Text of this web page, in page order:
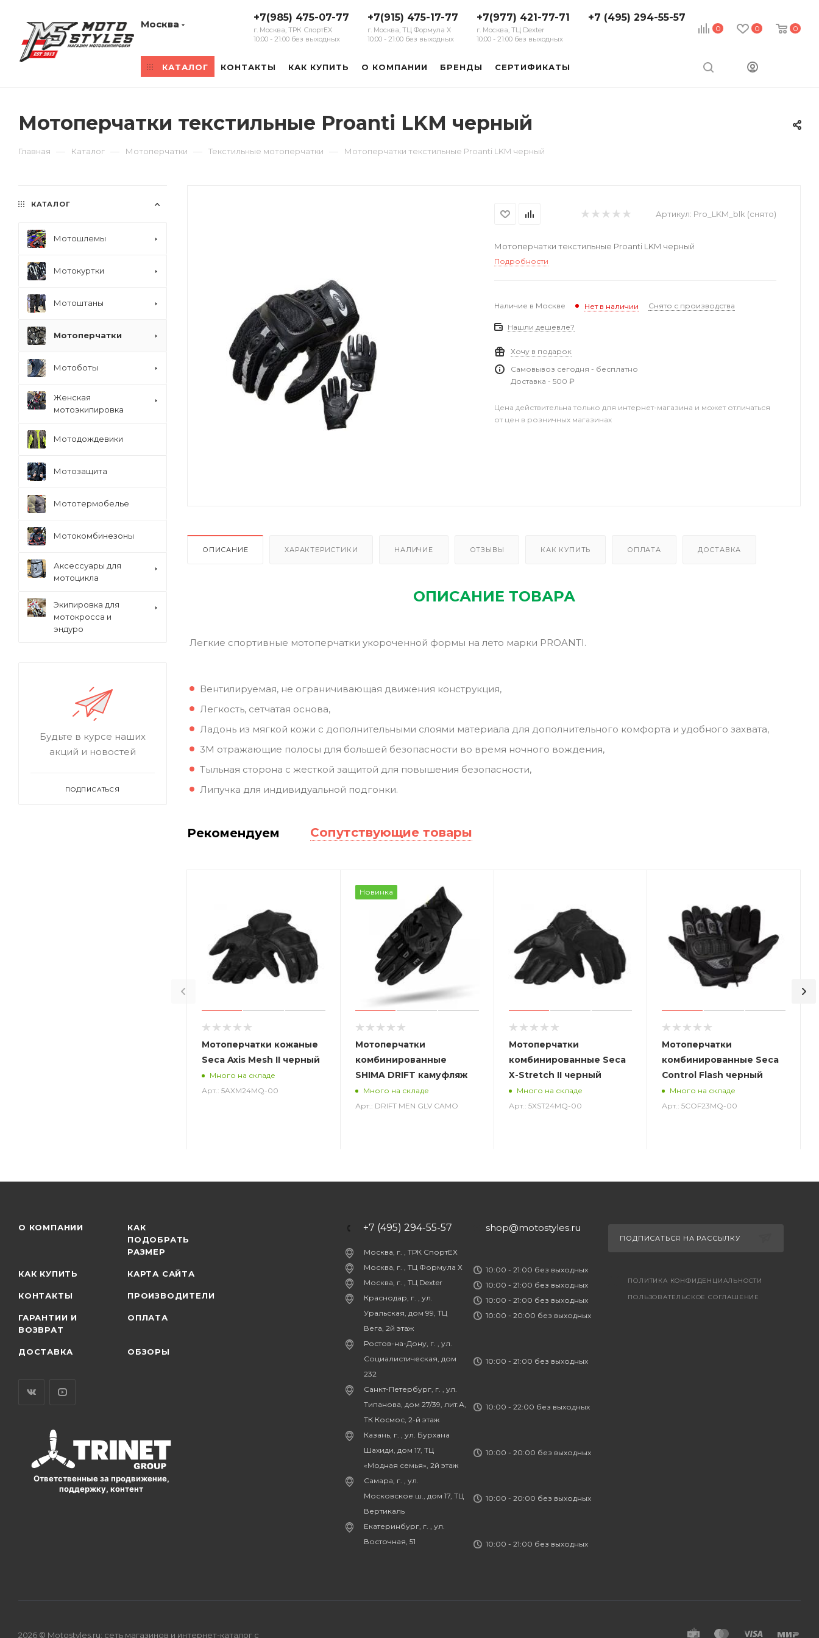
0 0 0
Москва
+7(985) 475-07-77
г. Москва, ТРК СпортЕХ
10:00 - 21:00 без выходных
+7(915) 475-17-77
г. Москва, ТЦ Формула Х
10:00 - 21:00 без выходных
+7(977) 421-77-71
г. Москва, ТЦ Dexter
10:00 - 21:00 без выходных
+7 (495) 294-55-57
КАТАЛОГ КОНТАКТЫ КАК КУПИТЬ О КОМПАНИИ БРЕНДЫ СЕРТИФИКАТЫ
Мотоперчатки текстильные Proanti LKM черный
Главная — Каталог — Мотоперчатки — Текстильные мотоперчатки — Мотоперчатки текстильные Proanti LKM черный
Артикул: Pro_LKM_blk (снято)
Мотоперчатки текстильные Proanti LKM черный
Подробности
Наличие в Москве Нет в наличии Снято с производства
Нашли дешевле?
Хочу в подарок
Самовывоз сегодня - бесплатно
Доставка - 500 ₽
Цена действительна только для интернет-магазина и может отличаться
от цен в розничных магазинах
ОПИСАНИЕ ХАРАКТЕРИСТИКИ НАЛИЧИЕ ОТЗЫВЫ КАК КУПИТЬ ОПЛАТА ДОСТАВКА
ОПИСАНИЕ ТОВАРА
Легкие спортивные мотоперчатки укороченной формы на лето марки PROANTI.
Вентилируемая, не ограничивающая движения конструкция,
Легкость, сетчатая основа,
Ладонь из мягкой кожи с дополнительными слоями материала для дополнительного комфорта и удобного захвата,
3M отражающие полосы для большей безопасности во время ночного вождения,
Тыльная сторона с жесткой защитой для повышения безопасности,
Липучка для индивидуальной подгонки.
Рекомендуем Сопутствующие товары
Мотоперчатки кожаные
Seca Axis Mesh II черный
Много на складе
Арт.: 5AXM24MQ-00
Новинка
Мотоперчатки
комбинированные
SHIMA DRIFT камуфляж
Много на складе
Арт.: DRIFT MEN GLV CAMO
Мотоперчатки
комбинированные Seca
X-Stretch II черный
Много на складе
Арт.: 5XST24MQ-00
Мотоперчатки
комбинированные Seca
Control Flash черный
Много на складе
Арт.: 5COF23MQ-00
КАТАЛОГ
Мотошлемы
Мотокуртки
Мотоштаны
Мотоперчатки
Мотоботы
Женская
мотоэкипировка
Мотодождевики
Мотозащита
Мототермобелье
Мотокомбинезоны
Аксессуары для
мотоцикла
Экипировка для
мотокросса и
эндуро
Будьте в курсе наших
акций и новостей
ПОДПИСАТЬСЯ
О КОМПАНИИ
КАК
ПОДОБРАТЬ
РАЗМЕР
КАК КУПИТЬ КАРТА САЙТА
КОНТАКТЫ ПРОИЗВОДИТЕЛИ
ГАРАНТИИ И
ВОЗВРАТ
ОПЛАТА
ДОСТАВКА ОБЗОРЫ
Ответственные за продвижение,
поддержку, контент
+7 (495) 294-55-57
Москва, г. , ТРК СпортЕХ
Москва, г. , ТЦ Формула Х
Москва, г. , ТЦ Dexter
Краснодар, г. , ул.
Уральская, дом 99, ТЦ
Вега, 2й этаж
Ростов-на-Дону, г. , ул.
Социалистическая, дом
232
Санкт-Петербург, г. , ул.
Типанова, дом 27/39, лит.А,
ТК Космос, 2-й этаж
Казань, г. , ул. Бурхана
Шахиди, дом 17, ТЦ
«Модная семья», 2й этаж
Самара, г. , ул.
Московское ш., дом 17, ТЦ
Вертикаль
Екатеринбург, г. , ул.
Восточная, 51
shop@motostyles.ru
10:00 - 21:00 без выходных
10:00 - 21:00 без выходных
10:00 - 21:00 без выходных
10:00 - 20:00 без выходных
10:00 - 21:00 без выходных
10:00 - 22:00 без выходных
10:00 - 20:00 без выходных
10:00 - 20:00 без выходных
10:00 - 21:00 без выходных
ПОДПИСАТЬСЯ НА РАССЫЛКУ
ПОЛИТИКА КОНФИДЕНЦИАЛЬНОСТИ
ПОЛЬЗОВАТЕЛЬСКОЕ СОГЛАШЕНИЕ
2026 © Motostyles.ru: сеть магазинов и интернет-каталог с